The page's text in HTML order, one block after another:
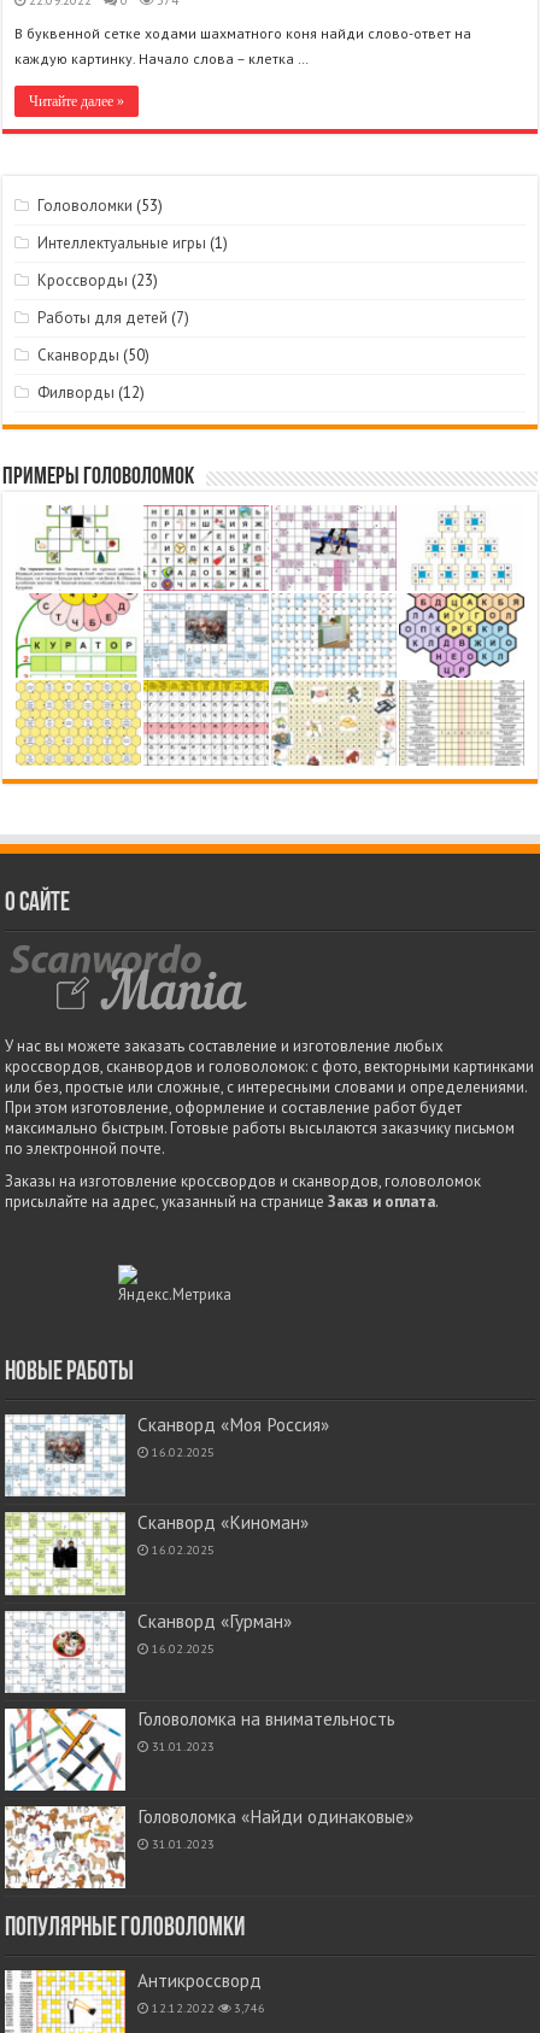
В буквенной сетке ходами шахматного коня найди слово-ответ на
каждую картинку. Начало слова – клетка …
Читайте далее »
Головоломки (53)
Интеллектуальные игры (1)
Кроссворды (23)
Работы для детей (7)
Сканворды (50)
Филворды (12)
Примеры головоломок
О сайте
У нас вы можете заказать составление и изготовление любых
кроссвордов, сканвордов и головоломок: с фото, векторными картинками
или без, простые или сложные, с интересными словами и определениями.
При этом изготовление, оформление и составление работ будет
максимально быстрым. Готовые работы высылаются заказчику письмом
по электронной почте.
Заказы на изготовление кроссвордов и сканвордов, головоломок
присылайте на адрес, указанный на страницеЗаказ и оплата.
Новые работы
Сканворд «Моя Россия»
16.02.2025
Сканворд «Киноман»
16.02.2025
Сканворд «Гурман»
16.02.2025
Головоломка на внимательность
31.01.2023
Головоломка «Найди одинаковые»
31.01.2023
Популярные головоломки
Антикроссворд
12.12.2022 3,746